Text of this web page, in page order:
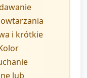
i krótkie
lub